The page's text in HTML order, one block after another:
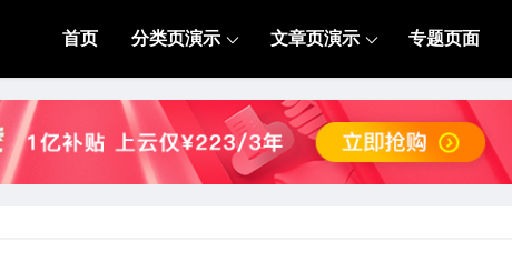
首页 分类页演示 文章页演示 专题页面